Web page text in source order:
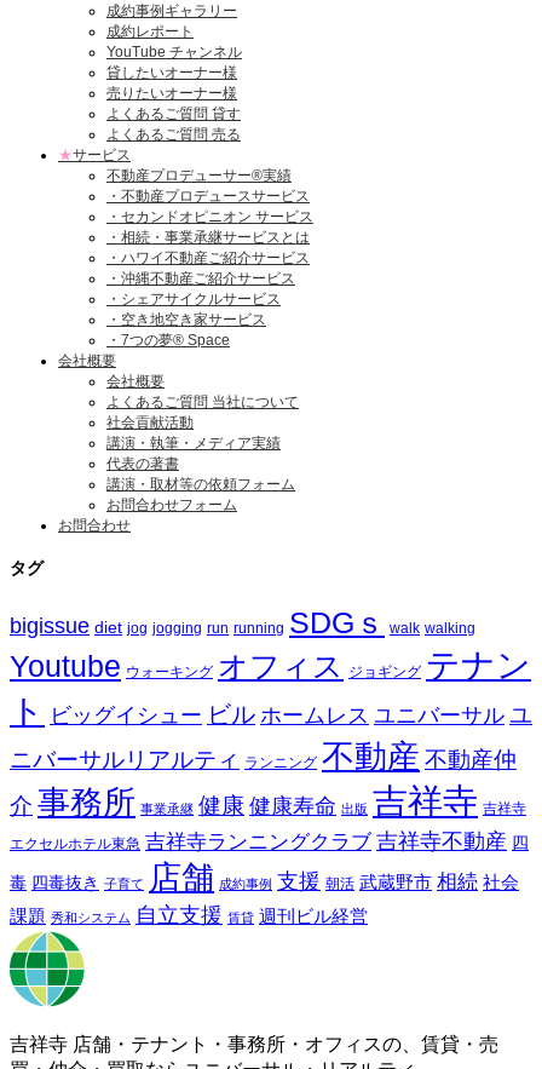
成約事例ギャラリー
成約レポート
YouTube チャンネル
貸したいオーナー様
売りたいオーナー様
よくあるご質問 貸す
よくあるご質問 売る
★サービス
不動産プロデューサー®実績
・不動産プロデュースサービス
・セカンドオピニオン サービス
・相続・事業承継サービスとは
・ハワイ不動産ご紹介サービス
・沖縄不動産ご紹介サービス
・シェアサイクルサービス
・空き地空き家サービス
・7つの夢® Space
会社概要
会社概要
よくあるご質問 当社について
社会貢献活動
講演・執筆・メディア実績
代表の著書
講演・取材等の依頼フォーム
お問合わせフォーム
お問合わせ
タグ
bigissue diet jog jogging run running SDGｓ walk walking
Youtube ウォーキング オフィス ジョギング テナン
ト
ビッグイシュー ビル ホームレス ユニバーサルユ
ニバーサルリアルティ
ランニング 不動産 不動産仲
介 事務所 事業承継 健康健康寿命 出版 吉祥寺 吉祥寺
エクセルホテル東急 吉祥寺ランニングクラブ 吉祥寺不動産 四
毒 四毒抜き 子育て 店舗 成約事例 支援 朝活 武蔵野市 相続 社会
課題 秀和システム 自立支援 賃貸 週刊ビル経営
吉祥寺 店舗・テナント・事務所・オフィスの、賃貸・売